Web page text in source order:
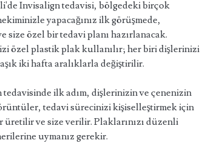
Invisalign tedavisi, bölgedeki birçok
yapacağınız ilk görüşmede,
özel bir tedavi planı hazırlanacak.
özel plastik plak kullanılır; her biri dişlerinizi
iki hafta aralıklarla değiştirilir.
tedavisinde ilk adım, dişlerinizin ve çenenizin
tedavi sürecinizi kişiselleştirmek için
ve size verilir. Plaklarınızı düzenli
uymanız gerekir.